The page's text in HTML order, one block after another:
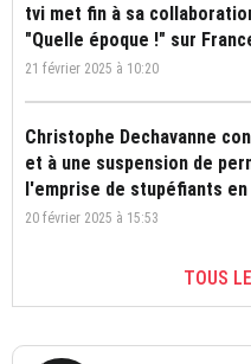
tvi met fin à sa
"Quelle époque !" sur
21 février 2025 à 10:20
Christophe Dechavanne
et à une suspension de
l'emprise de stupéfiants
20 février 2025 à 15:53
TOUS